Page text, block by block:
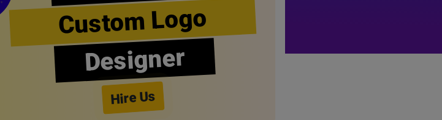
Custom Logo
Designer
Hire Us